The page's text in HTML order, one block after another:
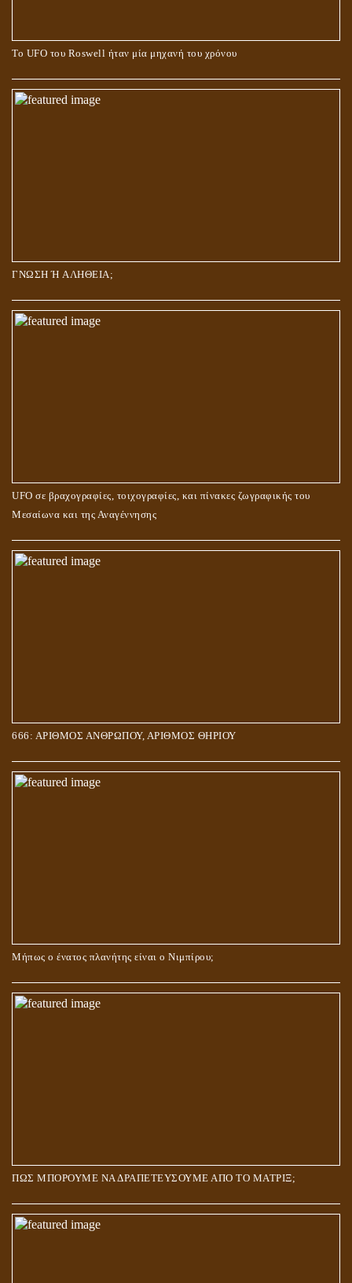
Το UFO του Roswell ήταν μία μηχανή του χρόνου
ΓΝΩΣΗ Ή ΑΛΗΘΕΙΑ;
UFO σε βραχογραφίες, τοιχογραφίες, και πίνακες ζωγραφικής του
Μεσαίωνα και της Αναγέννησης
666: ΑΡΙΘΜΟΣ ΑΝΘΡΩΠΟΥ, ΑΡΙΘΜΟΣ ΘΗΡΙΟΥ
Μήπως ο ένατος πλανήτης είναι ο Νιμπίρου;
ΠΩΣ ΜΠΟΡΟΥΜΕ ΝΑ ΔΡΑΠΕΤΕΥΣΟΥΜΕ ΑΠΟ ΤΟ ΜΑΤΡΙΞ;